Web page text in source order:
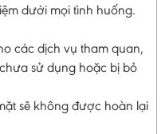
dưới mọi tình huống.
các dịch vụ tham quan,
sử dụng hoặc bị bỏ
sẽ không được hoàn lại